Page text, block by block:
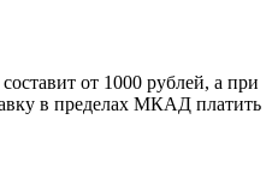
от 1000 рублей, а при
в пределах МКАД платить